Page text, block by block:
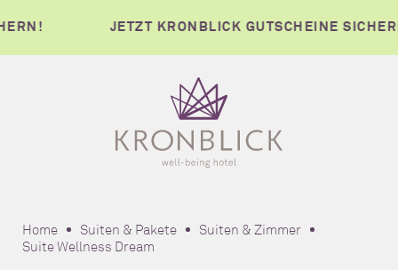
JETZT KRONBLICK GUTSCHEINE SICHERN!
Home Suiten & Pakete
Suiten & Zimmer
Suite Wellness Dream